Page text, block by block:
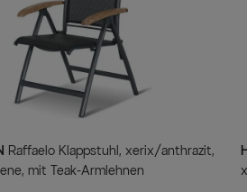
mit Teak-Armlehnen